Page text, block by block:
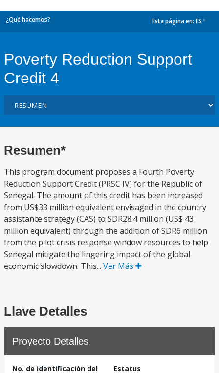
¿Qué hacemos? Esta página en: ES
Poverty Reduction Support
Credit 4
Resumen*
This program document proposes a Fourth Poverty
Reduction Support Credit (PRSC IV) for the Republic of
Senegal. The amount of this credit has been increased
from US$33 million equivalent envisaged in the country
assistance strategy (CAS) to SDR28.4 million (US$ 43
million equivalent) through the addition of SDR6 million
from the pilot crisis response window resources to help
Senegal mitigate the lingering impact of the global
economic slowdown. This... Ver Más
Llave Detalles
Proyecto Detalles
No. de identificación del
Estatus